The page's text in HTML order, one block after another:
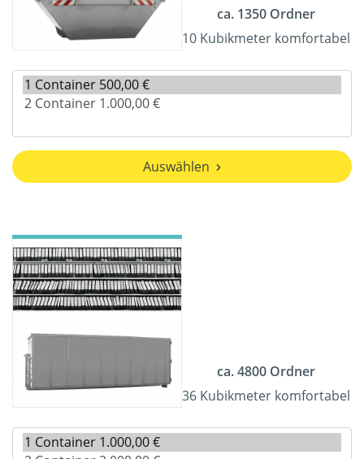
ca. 1350 Ordner
10 Kubikmeter komfortabel
Auswählen
ca. 4800 Ordner
36 Kubikmeter komfortabel